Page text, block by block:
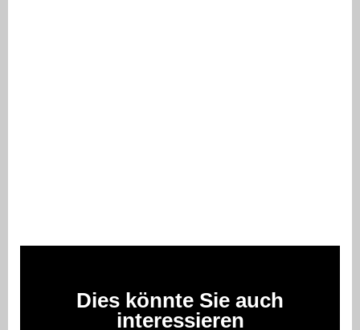
Dies könnte Sie auch
interessieren